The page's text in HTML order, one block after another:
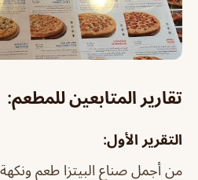
تقارير المتابعين للمطعم:
التقرير الأول:
من أجمل صناع البيتزا طعم